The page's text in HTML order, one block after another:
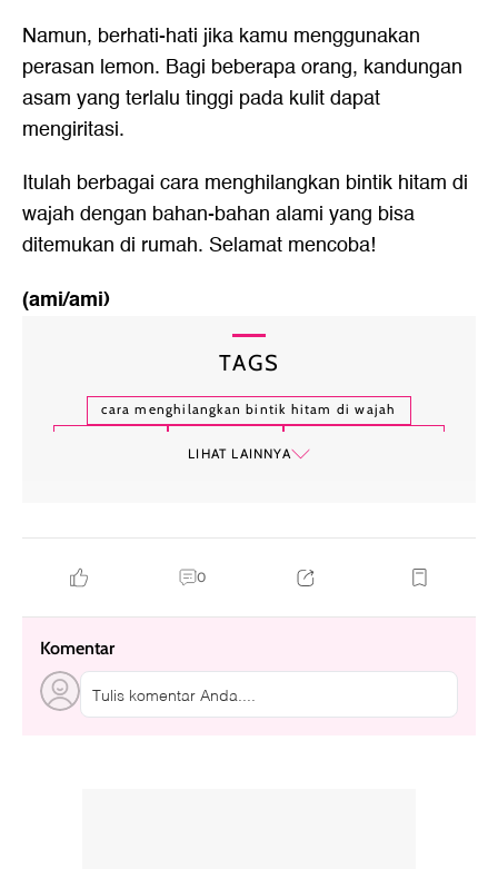
Namun, berhati-hati jika kamu menggunakan
perasan lemon. Bagi beberapa orang, kandungan
asam yang terlalu tinggi pada kulit dapat
mengiritasi.
Itulah berbagai cara menghilangkan bintik hitam di
wajah dengan bahan-bahan alami yang bisa
ditemukan di rumah. Selamat mencoba!
(ami/ami)
TAGS
cara menghilangkan bintik hitam di wajah
LIHAT LAINNYA
0
Komentar
Tulis komentar Anda....